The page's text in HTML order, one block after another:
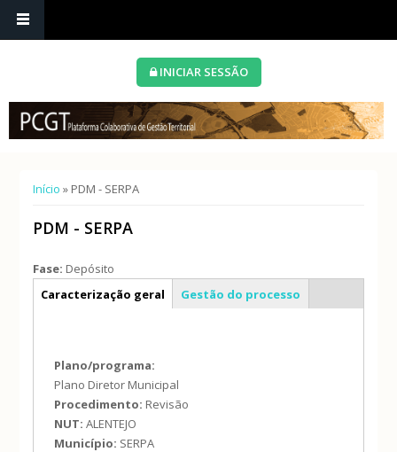
INICIAR SESSÃO
Está aqui
Início » PDM - SERPA
PDM - SERPA
Fase: Depósito
Info geral
Caracterização geral Gestão do processo
Plano/programa:
Plano Diretor Municipal
Procedimento: Revisão
NUT:ALENTEJO
Município: SERPA